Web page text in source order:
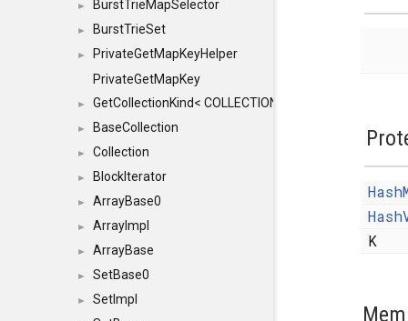
► BurstTrieMapSelector
► BurstTrieSet
►
PrivateGetMapKeyHelper
PrivateGetMapKey
► GetCollectionKind< COLLECTION, typename
► BaseCollection
► Collection
► BlockIterator
► ArrayBase0
► ArrayImpl
► ArrayBase
► SetBase0
► SetImpl
K